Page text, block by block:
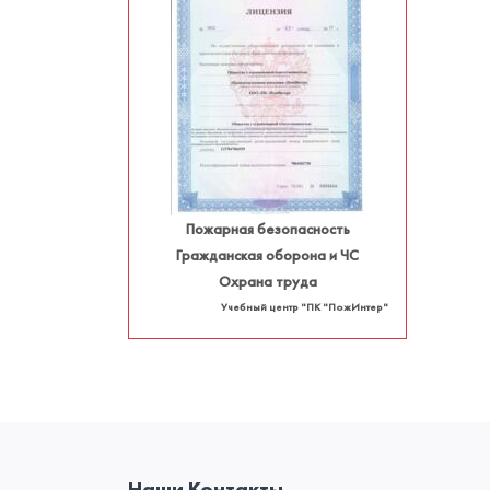
Пожарная безопасность
Гражданская оборона и ЧС
Охрана труда
Учебный центр "ПК "ПожИнтер"